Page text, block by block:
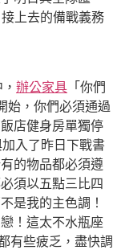
上去的備戰義務
辦公家具 「你們
始，你們必須通過
店健身房單獨停
入了昨日下戰書
的物品都必須遵
須以五點三比四
是我的主色調！
！這太不水瓶座
有些疲乏，盡快調